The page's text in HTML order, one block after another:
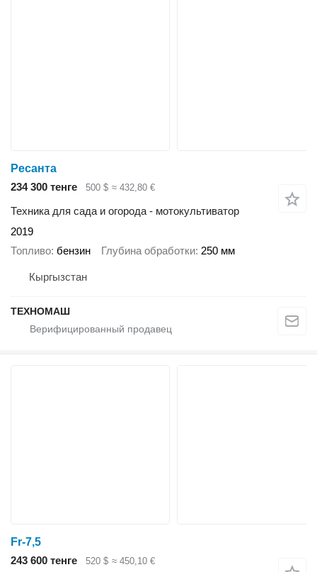
Ресанта
234 300 тенге
500 $ ≈ 432,80 €
Техника для сада и огорода - мотокультиватор
2019
Топливо бензин Глубина обработки 250 мм
Кыргызстан
ТЕХНОМАШ
Fr-7,5
243 600 тенге
520 $ ≈ 450,10 €